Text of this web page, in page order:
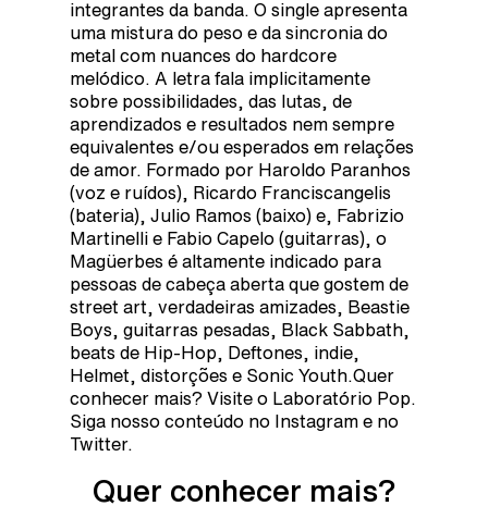
integrantes da banda. O single apresenta
uma mistura do peso e da sincronia do
metal com nuances do hardcore
melódico. A letra fala implicitamente
sobre possibilidades, das lutas, de
aprendizados e resultados nem sempre
equivalentes e/ou esperados em relações
de amor. Formado por Haroldo Paranhos
(voz e ruídos), Ricardo Franciscangelis
(bateria), Julio Ramos (baixo) e, Fabrizio
Martinelli e Fabio Capelo (guitarras), o
Magüerbes é altamente indicado para
pessoas de cabeça aberta que gostem de
street art, verdadeiras amizades, Beastie
Boys, guitarras pesadas, Black Sabbath,
beats de Hip-Hop, Deftones, indie,
Helmet, distorções e Sonic Youth.Quer
conhecer mais? Visite o Laboratório Pop.
Siga nosso conteúdo no Instagram e no
Twitter.
Quer conhecer mais?